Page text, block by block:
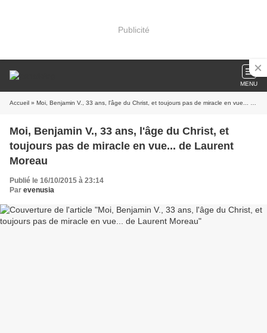
Publicité
MENU
Accueil » Moi, Benjamin V., 33 ans, l'âge du Christ, et toujours pas de miracle en vue... de Laurent Moreau
Moi, Benjamin V., 33 ans, l'âge du Christ, et
toujours pas de miracle en vue... de Laurent
Moreau
Publié le 16/10/2015 à 23:14
Par evenusia